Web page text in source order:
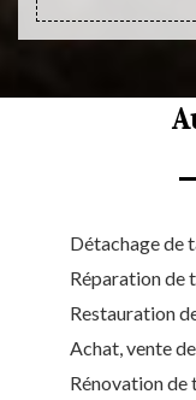
Détachage de
Réparation de
Restauration
Achat, vente
Rénovation de